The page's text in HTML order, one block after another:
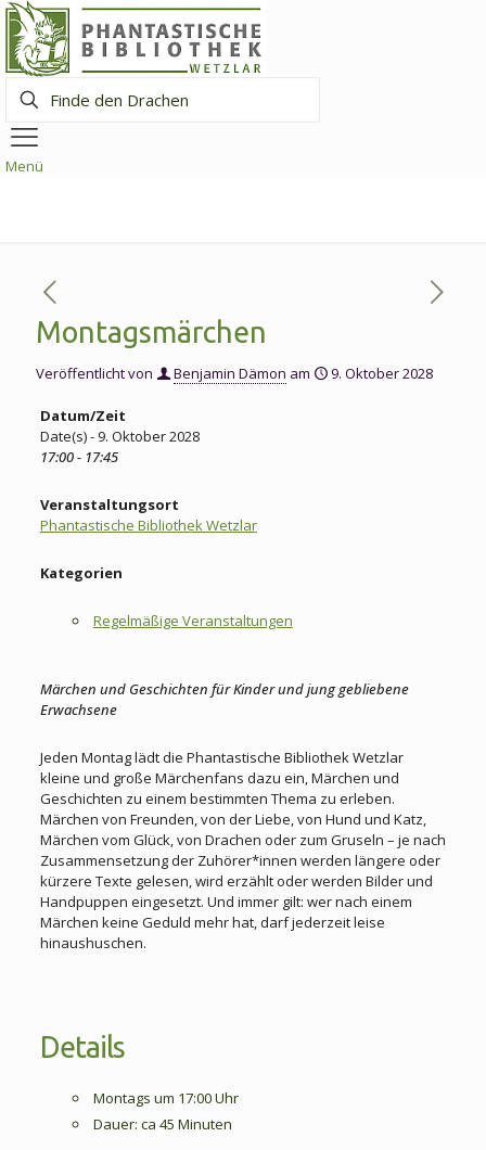
den
Drachen
Menü
Montagsmärchen
Veröffentlicht von Benjamin Dämon am 9. Oktober 2028
Datum/Zeit
Date(s) - 9. Oktober 2028
17:00 - 17:45
Veranstaltungsort
Phantastische Bibliothek Wetzlar
Kategorien
Regelmäßige Veranstaltungen
Märchen und Geschichten für Kinder und jung gebliebene
Erwachsene
Jeden Montag lädt die Phantastische Bibliothek Wetzlar
kleine und große Märchenfans dazu ein, Märchen und
Geschichten zu einem bestimmten Thema zu erleben.
Märchen von Freunden, von der Liebe, von Hund und Katz,
Märchen vom Glück, von Drachen oder zum Gruseln – je nach
Zusammensetzung der Zuhörer*innen werden längere oder
kürzere Texte gelesen, wird erzählt oder werden Bilder und
Handpuppen eingesetzt. Und immer gilt: wer nach einem
Märchen keine Geduld mehr hat, darf jederzeit leise
hinaushuschen.
Details
Montags um 17:00 Uhr
Dauer: ca 45 Minuten